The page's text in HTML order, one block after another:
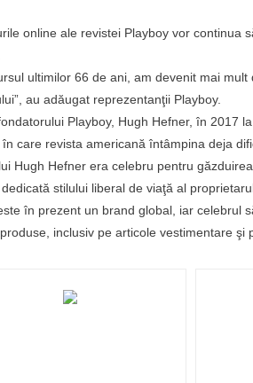
online ale revistei Playboy vor continua
ultimilor 66 de ani, am devenit mai
au adăugat reprezentanţii Playboy.
Playboy, Hugh Hefner, în 2017
care revista americană întâmpina deja
Hugh Hefner era celebru pentru
stilului liberal de viaţă al
în prezent un brand global, iar celebrul
inclusiv pe articole vestimentare şi